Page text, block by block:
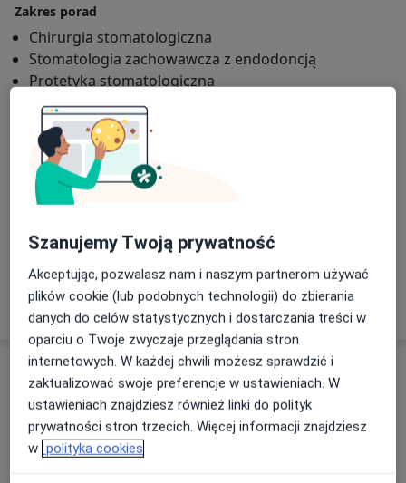
Zakres porad
Chirurgia stomatologiczna
Stomatologia zachowawcza z endodoncją
Protetyka stomatologiczna
Implantologia
Pacjenci których przyjmuję
Dorośli (Tylko pod niektórymi adresami)
Dzieci (Tylko pod niektórymi adresami)
Stacjonarne Zobacz lokalizacje (2)
Pokaż więcejo doświadczeniu
Usługi i ceny
Konsultacja stomatologiczna
Od 150 zł Szczegóły Umów wizytę
Szanujemy Twoją prywatność
Akceptując, pozwalasz nam i naszym partnerom używać
plików cookie (lub podobnych technologii) do zbierania
danych do celów statystycznych i dostarczania treści w
oparciu o Twoje zwyczaje przeglądania stron
internetowych. W każdej chwili możesz sprawdzić i
zaktualizować swoje preferencje w ustawieniach. W
ustawieniach znajdziesz również linki do polityk
prywatności stron trzecich. Więcej informacji znajdziesz
w polityka cookies